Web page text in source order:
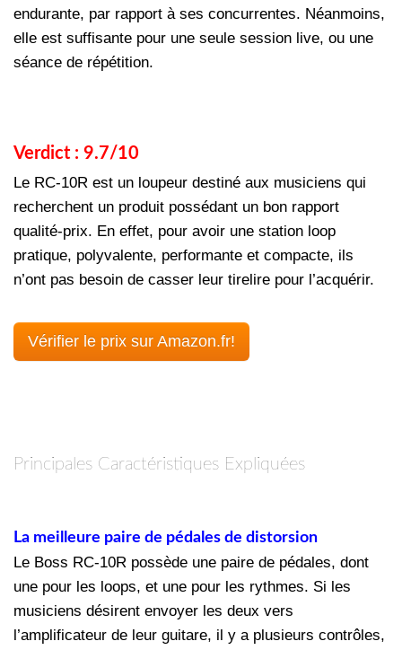
endurante, par rapport à ses concurrentes. Néanmoins,
elle est suffisante pour une seule session live, ou une
séance de répétition.
Verdict : 9.7/10
Le RC-10R est un loupeur destiné aux musiciens qui
recherchent un produit possédant un bon rapport
qualité-prix. En effet, pour avoir une station loop
pratique, polyvalente, performante et compacte, ils
n’ont pas besoin de casser leur tirelire pour l’acquérir.
Vérifier le prix sur Amazon.fr!
Principales Caractéristiques Expliquées
La meilleure paire de pédales de distorsion
Le Boss RC-10R possède une paire de pédales, dont
une pour les loops, et une pour les rythmes. Si les
musiciens désirent envoyer les deux vers
l’amplificateur de leur guitare, il y a plusieurs contrôles,